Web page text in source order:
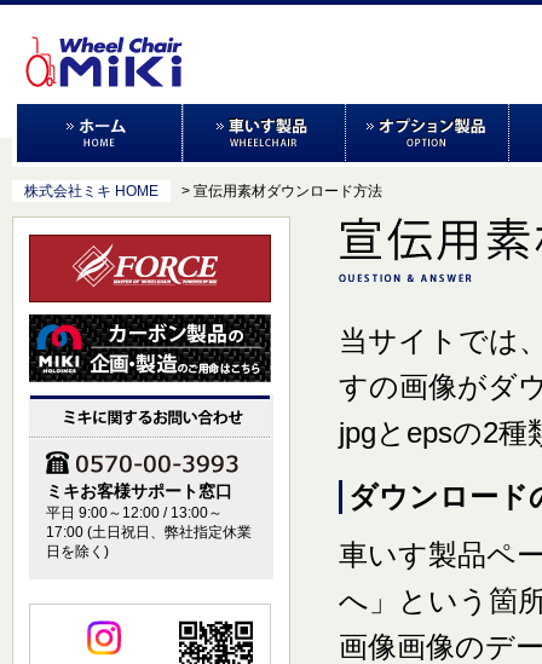
株式会社ミキ HOME > 宣伝用素材ダウンロード方法
当サイトでは
すの画像がダ
jpgとepsの2
ダウンロード
車いす製品ペ
へ」という箇
画像画像のデ
ミキお客様サポート窓口
平日 9:00～12:00 / 13:00～
17:00 (土日祝日、弊社指定休業
日を除く)